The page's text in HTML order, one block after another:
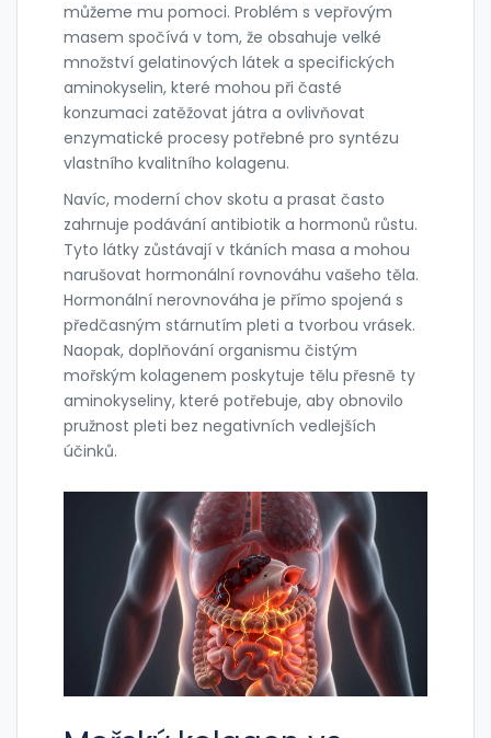
můžeme mu pomoci. Problém s vepřovým
masem spočívá v tom, že obsahuje velké
množství gelatinových látek a specifických
aminokyselin, které mohou při časté
konzumaci zatěžovat játra a ovlivňovat
enzymatické procesy potřebné pro syntézu
vlastního kvalitního kolagenu.
Navíc, moderní chov skotu a prasat často
zahrnuje podávání antibiotik a hormonů růstu.
Tyto látky zůstávají v tkáních masa a mohou
narušovat hormonální rovnováhu vašeho těla.
Hormonální nerovnováha je přímo spojená s
předčasným stárnutím pleti a tvorbou vrásek.
Naopak, doplňování organismu čistým
mořským kolagenem poskytuje tělu přesně ty
aminokyseliny, které potřebuje, aby obnovilo
pružnost pleti bez negativních vedlejších
účinků.